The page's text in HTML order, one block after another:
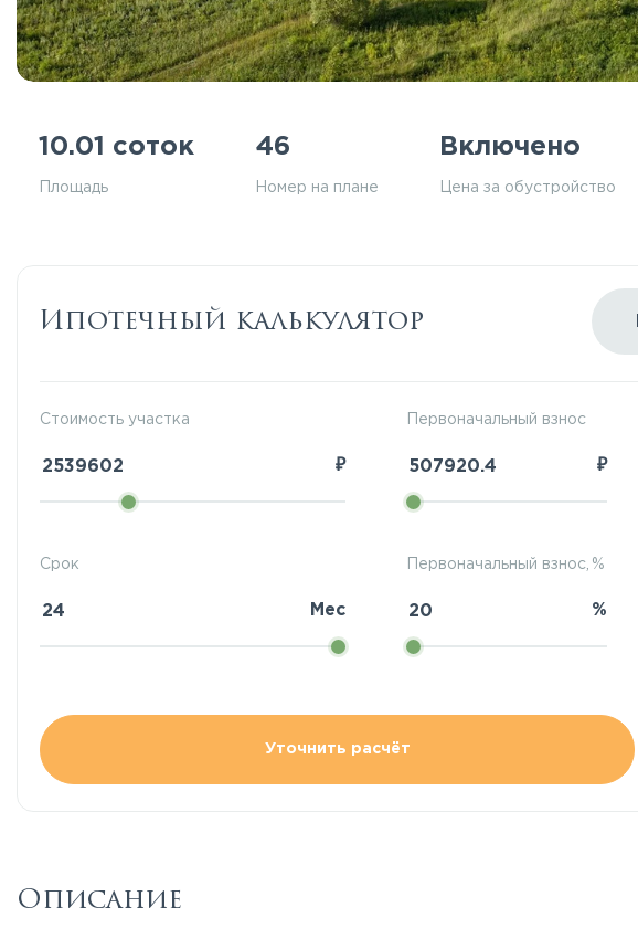
10.01 соток
Площадь
46
Номер на плане
Включено
Цена за обустройство
Ипотечный калькулятор
Стоимость участка
₽
Первоначальный взнос
₽
Срок
Мес
Первоначальный взнос, %
%
Уточнить расчёт
Описание